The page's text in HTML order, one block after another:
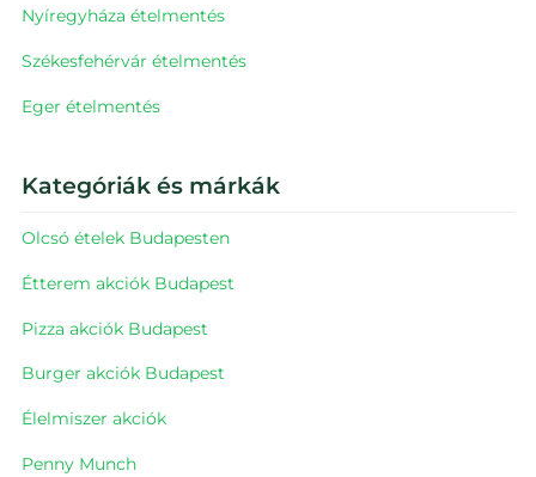
Nyíregyháza ételmentés
Székesfehérvár ételmentés
Eger ételmentés
Kategóriák és márkák
Olcsó ételek Budapesten
Étterem akciók Budapest
Pizza akciók Budapest
Burger akciók Budapest
Élelmiszer akciók
Penny Munch